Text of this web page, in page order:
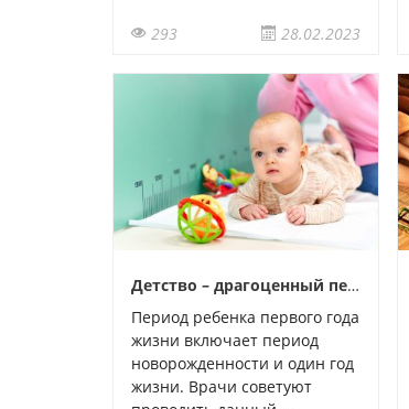
293 28.02.2023
Детство – драгоценный период жизни для ребенка и его родителей
Период ребенка первого года
жизни включает период
новорожденности и один год
жизни. Врачи советуют